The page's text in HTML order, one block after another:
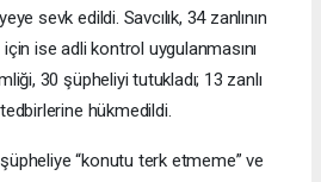
sevk edildi. Savcılık, 34 zanlının
ise adli kontrol uygulanmasını
30 şüpheliyi tutukladı; 13 zanlı
hükmedildi.
“konutu terk etmeme” ve